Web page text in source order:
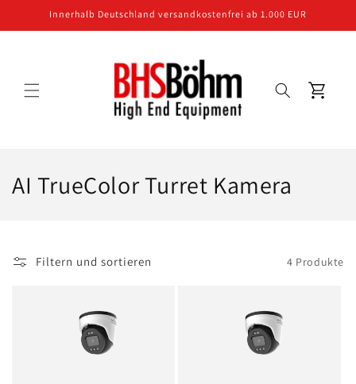
Inhalt
Innerhalb Deutschland versandkostenfrei ab 1.000 EUR
Warenkorb
K
e
AI TrueColor Turret Kamera
Filtern und sortieren 4 Produkte